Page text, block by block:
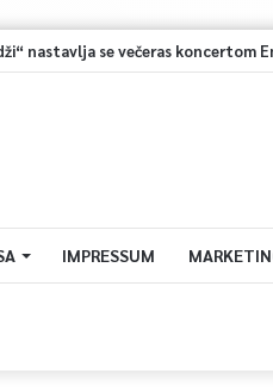
nastavlja se večeras koncertom
IMPRESSUM